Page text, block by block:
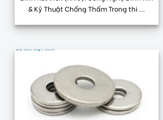
& Kỹ Thuật Chống Thấm Trong thi ...